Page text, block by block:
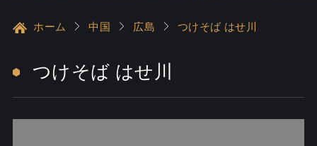
ホーム 中国 広島 つけそば はせ川
つけそば はせ川